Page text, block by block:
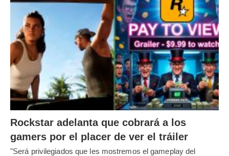
Rockstar adelanta que cobrará a los
gamers por el placer de ver el tráiler
"Será privilegiados que les mostremos el gameplay del